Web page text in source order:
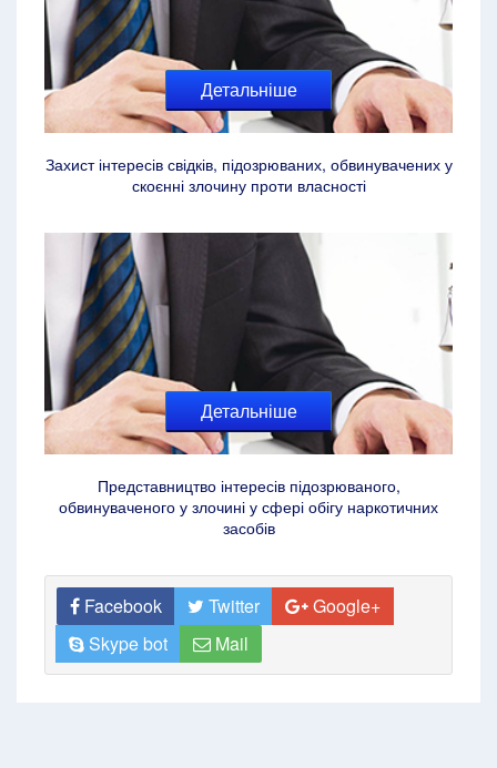
Детальніше
Захист інтересів свідків, підозрюваних, обвинувачених у
скоєнні злочину проти власності
Детальніше
Представництво інтересів підозрюваного,
обвинуваченого у злочині у сфері обігу наркотичних
засобів
Facebook Twitter
Google+
Skype bot
Mail